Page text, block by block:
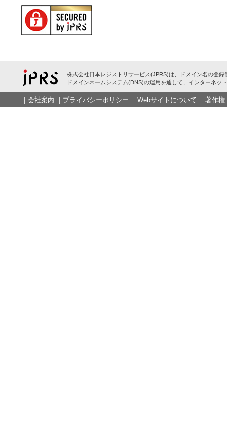
株式会社日本レジストリサービス(JPRS)は、ドメイン名の登録
ドメインネームシステム(DNS)の運用を通して、インターネッ
｜ 会社案内 ｜ プライバシーポリシー ｜ Webサイトについて ｜ 著作権